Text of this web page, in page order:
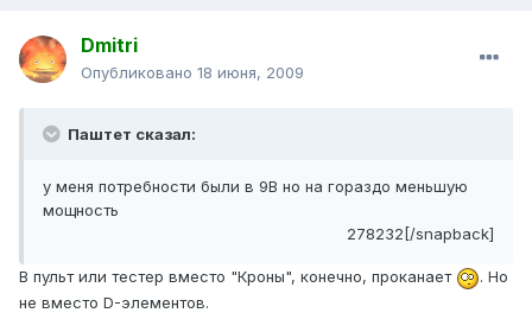
Dmitri
Опубликовано 18 июня, 2009
Паштет сказал:
у меня потребности были в 9В но на гораздо меньшую
мощность
278232[/snapback]
В пульт или тестер вместо "Кроны", конечно, проканает
. Но
не вместо D-элементов.